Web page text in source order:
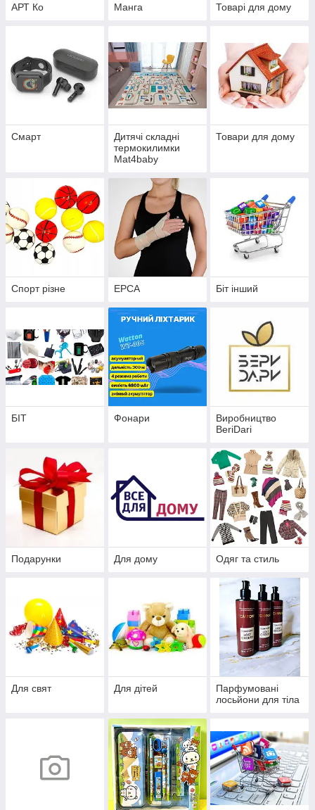
АРТ Ко Манга Товарі для дому
Смарт
Дитячі складні
термокилимки
Mat4baby
Товари для дому
Спорт різне ЕРСА Біт інший
БІТ Фонари
Виробництво
BeriDari
Подарунки Для дому Одяг та стиль
Для свят Для дітей
Парфумовані
лосьйони для тіла